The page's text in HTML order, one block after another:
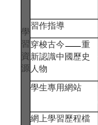
學
習
資
源
習作指導
穿梭古今
重
新認識中國歷史
人物
學生專用網站
網上學習歷程檔